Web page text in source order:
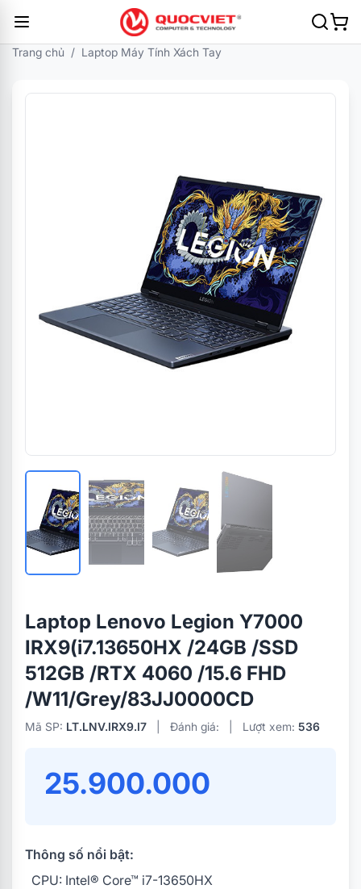
Trang chủ / Laptop Máy Tính Xách Tay
Laptop Lenovo Legion Y7000
IRX9(i7.13650HX /24GB /SSD
512GB /RTX 4060 /15.6 FHD
/W11/Grey/83JJ0000CD
Mã SP: LT.LNV.IRX9.I7 Đánh giá: Lượt xem: 536
25.900.000
Thông số nổi bật:
CPU: Intel® Core™ i7-13650HX